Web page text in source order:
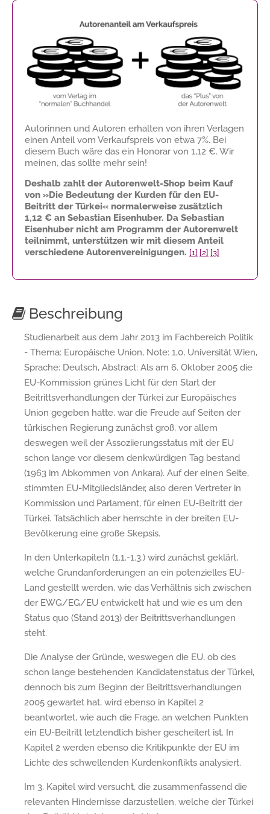
Autorinnen und Autoren erhalten von ihren Verlagen
einen Anteil vom Verkaufspreis von etwa 7%. Bei
diesem Buch wäre das ein Honorar von 1,12 €. Wir
meinen, das sollte mehr sein!
Deshalb zahlt der Autorenwelt-Shop beim Kauf
von »Die Bedeutung der Kurden für den EU-
Beitritt der Türkei« normalerweise zusätzlich
1,12 € an Sebastian Eisenhuber. Da Sebastian
Eisenhuber nicht am Programm der Autorenwelt
teilnimmt, unterstützen wir mit diesem Anteil
verschiedene Autorenvereinigungen. [1] [2] [3]
Beschreibung
Studienarbeit aus dem Jahr 2013 im Fachbereich Politik
- Thema: Europäische Union, Note: 1,0, Universität Wien,
Sprache: Deutsch, Abstract: Als am 6. Oktober 2005 die
EU-Kommission grünes Licht für den Start der
Beitrittsverhandlungen der Türkei zur Europäisches
Union gegeben hatte, war die Freude auf Seiten der
türkischen Regierung zunächst groß, vor allem
deswegen weil der Assoziierungsstatus mit der EU
schon lange vor diesem denkwürdigen Tag bestand
(1963 im Abkommen von Ankara). Auf der einen Seite,
stimmten EU-Mitgliedsländer, also deren Vertreter in
Kommission und Parlament, für einen EU-Beitritt der
Türkei. Tatsächlich aber herrschte in der breiten EU-
Bevölkerung eine große Skepsis.
In den Unterkapiteln (1.1.-1.3.) wird zunächst geklärt,
welche Grundanforderungen an ein potenzielles EU-
Land gestellt werden, wie das Verhältnis sich zwischen
der EWG/EG/EU entwickelt hat und wie es um den
Status quo (Stand 2013) der Beitrittsverhandlungen
steht.
Die Analyse der Gründe, weswegen die EU, ob des
schon lange bestehenden Kandidatenstatus der Türkei,
dennoch bis zum Beginn der Beitrittsverhandlungen
2005 gewartet hat, wird ebenso in Kapitel 2
beantwortet, wie auch die Frage, an welchen Punkten
ein EU-Beitritt letztendlich bisher gescheitert ist. In
Kapitel 2 werden ebenso die Kritikpunkte der EU im
Lichte des schwellenden Kurdenkonflikts analysiert.
Im 3. Kapitel wird versucht, die zusammenfassend die
relevanten Hindernisse darzustellen, welche der Türkei